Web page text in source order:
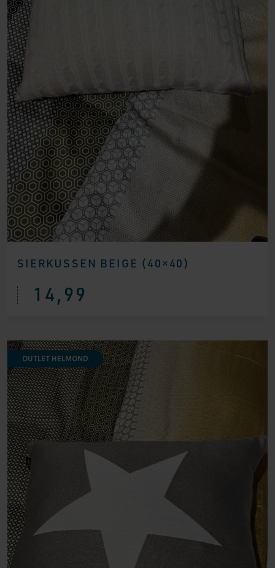
SIERKUSSEN BEIGE (40×40)
14,99
OUTLET HELMOND